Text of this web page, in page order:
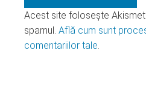
Acest site folosește
spamul. Află cum sunt
comentariilor tale